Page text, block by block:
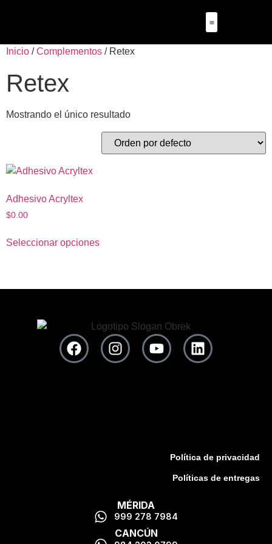
Inicio /Complementos / Retex
Retex
Mostrando el único resultado
Adhesivo Acryltex
$0.00
Seleccionar opciones
Política de privacidad
Políticas de entregas
MÉRIDA
999 278 7984
CANCÚN